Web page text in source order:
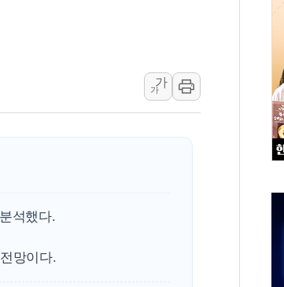
뉴욕증시 개장 전 특징주...아틀라시안·클라우드플레어·
보훈부, 미 DPAA와 MOU… "6·25 미군 실종자 7359명 끝
특정 정치인 측근 포항시 정책특보 내정설...포항시 '시끌'
"해남 태양광, 대한민국 다음 100년 밑거름…수도권 집
李 대통령, '6시간 마라톤 부동산 2차 회의' 주재… "전폭적
트럼프, 中 겨냥 폴리실리콘 관세 15% 부과…美 태양광주
동발전, 해남군에 국내 최대 규모 400MW 태양광 착공…
[인도증시] 중동 불안 속 유가 상승에 소폭 하락...금융주 낙폭
가
가
석했다.
망이다.